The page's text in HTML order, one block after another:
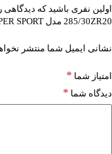
اولین نفری باشید که
285/30ZR20 مدل PILOT SUPER SPORT”
نشانی ایمیل شما منتشر
امتیاز شما *
دیدگاه شما *